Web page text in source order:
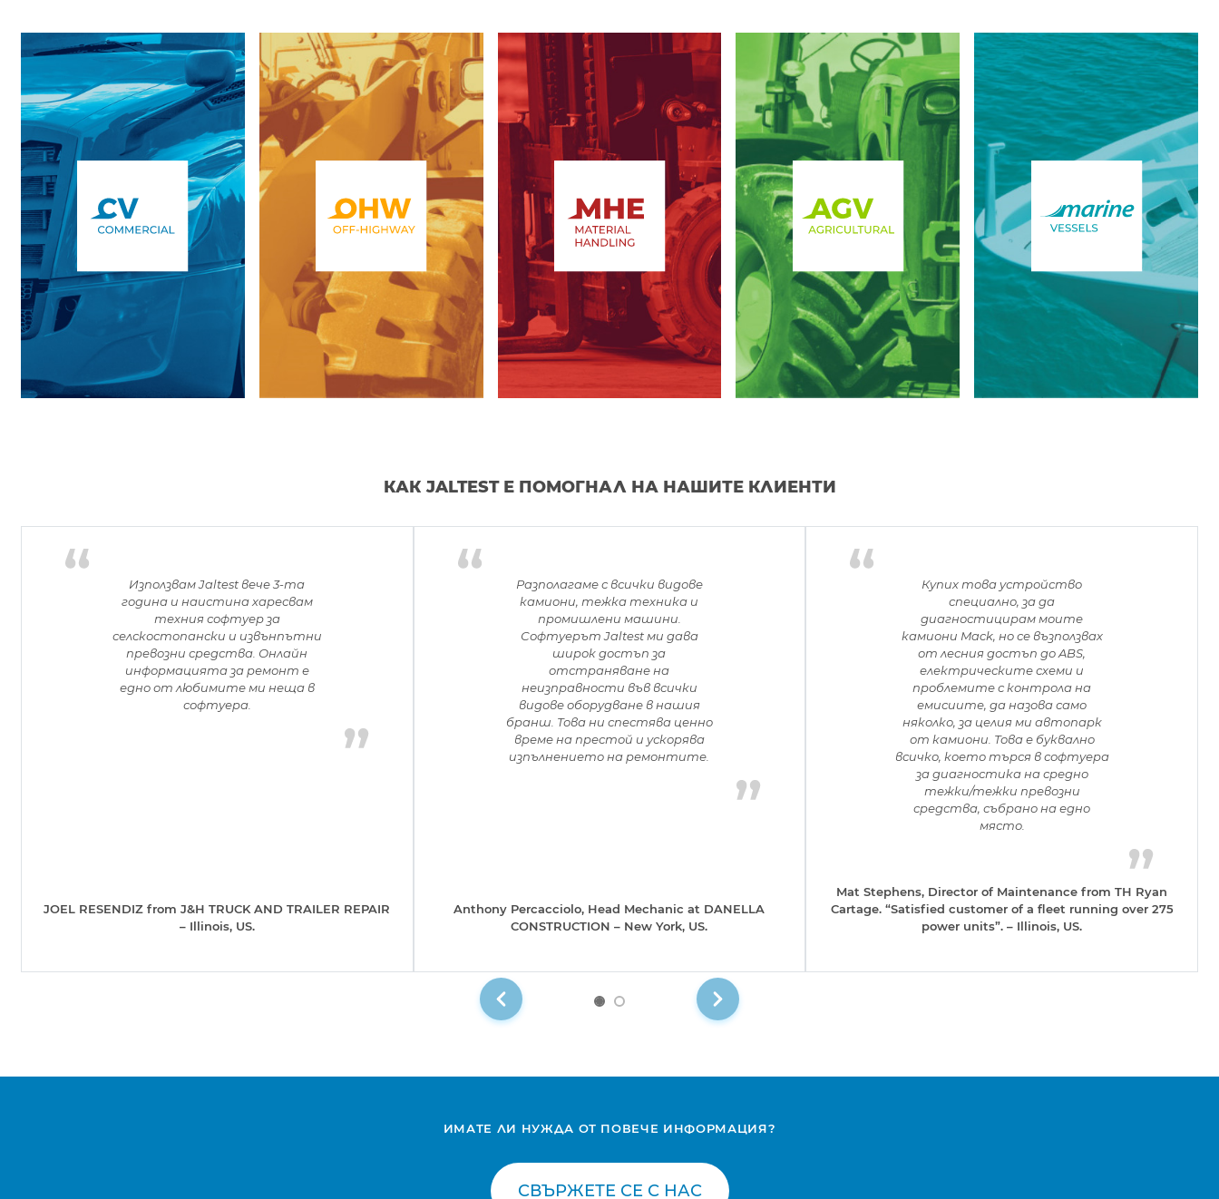
КАК JALTEST Е ПОМОГНАЛ НА НАШИТЕ КЛИЕНТИ
Използвам Jaltest вече 3-та
година и наистина харесвам
техния софтуер за
селскостопански и извънпътни
превозни средства. Онлайн
информацията за ремонт е
едно от любимите ми неща в
софтуера.
JOEL RESENDIZ from J&H TRUCK AND TRAILER REPAIR
– Illinois, US.
Разполагаме с всички видове
камиони, тежка техника и
промишлени машини.
Софтуерът Jaltest ми дава
широк достъп за
отстраняване на
неизправности във всички
видове оборудване в нашия
бранш. Това ни спестява ценно
време на престой и ускорява
изпълнението на ремонтите.
Anthony Percacciolo, Head Mechanic at DANELLA
CONSTRUCTION – New York, US.
Купих това устройство
специално, за да
диагностицирам моите
камиони Mack, но се възползвах
от лесния достъп до ABS,
електрическите схеми и
проблемите с контрола на
емисиите, да назова само
няколко, за целия ми автопарк
от камиони. Това е буквално
всичко, което търся в софтуера
за диагностика на средно
тежки/тежки превозни
средства, събрано на едно
място.
Mat Stephens, Director of Maintenance from TH Ryan
Cartage. “Satisfied customer of a fleet running over 275
power units”. – Illinois, US.
ИМАТЕ ЛИ НУЖДА ОТ ПОВЕЧЕ ИНФОРМАЦИЯ?
СВЪРЖЕТЕ СЕ С НАС